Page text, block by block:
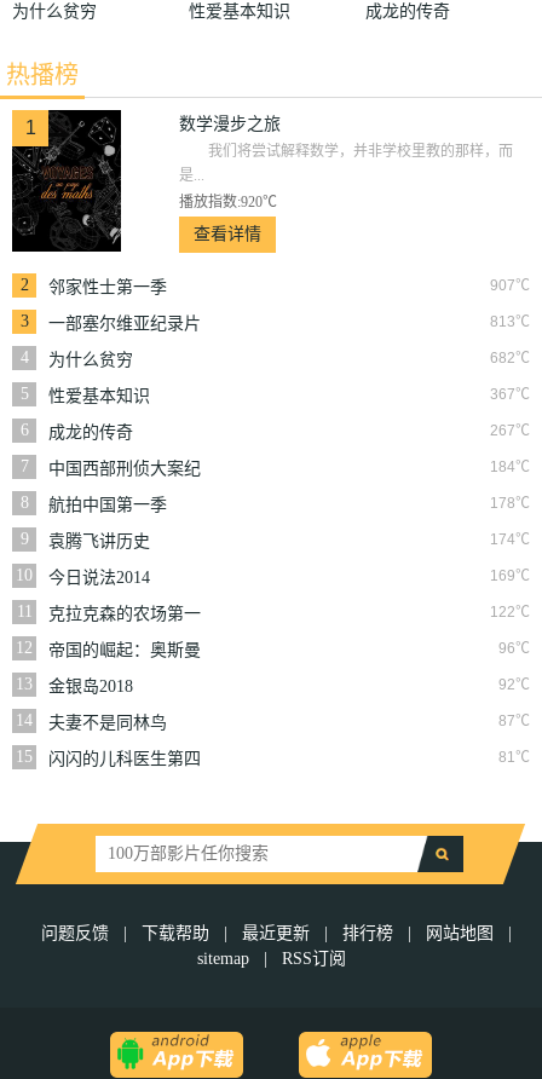
为什么贫穷 性爱基本知识 成龙的传奇
热播榜
1 数学漫步之旅
我们将尝试解释数学，并非学校里教的那样，而
是...
播放指数:920℃
查看详情
2 907℃
邻家性士第一季
3
813℃
一部塞尔维亚纪录片
4
682℃
为什么贫穷
5
367℃
性爱基本知识
6
267℃
成龙的传奇
7
184℃
中国西部刑侦大案纪
实
8 178℃
航拍中国第一季
9
174℃
袁腾飞讲历史
10
169℃
今日说法2014
11
122℃
克拉克森的农场第一
季
12 96℃
帝国的崛起：奥斯曼
第一季
13 92℃
金银岛2018
14
87℃
夫妻不是同林鸟
15
81℃
闪闪的儿科医生第四
问题反馈 | 下载帮助 | 最近更新 | 排行榜 | 网站地图
|
sitemap
| RSS订阅